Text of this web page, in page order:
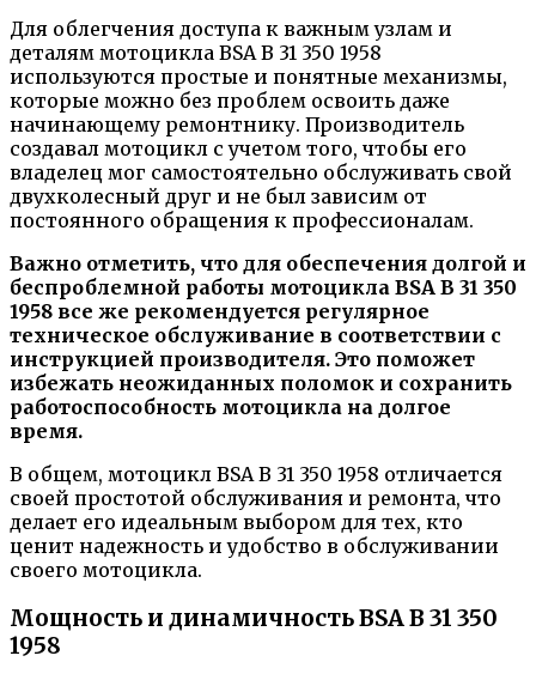
Для облегчения доступа к важным узлам и
деталям мотоцикла BSA B 31 350 1958
используются простые и понятные механизмы,
которые можно без проблем освоить даже
начинающему ремонтнику. Производитель
создавал мотоцикл с учетом того, чтобы его
владелец мог самостоятельно обслуживать свой
двухколесный друг и не был зависим от
постоянного обращения к профессионалам.
Важно отметить, что для обеспечения долгой и
беспроблемной работы мотоцикла BSA B 31 350
1958 все же рекомендуется регулярное
техническое обслуживание в соответствии с
инструкцией производителя. Это поможет
избежать неожиданных поломок и сохранить
работоспособность мотоцикла на долгое
время.
В общем, мотоцикл BSA B 31 350 1958 отличается
своей простотой обслуживания и ремонта, что
делает его идеальным выбором для тех, кто
ценит надежность и удобство в обслуживании
своего мотоцикла.
Мощность и динамичность BSA B 31 350
1958